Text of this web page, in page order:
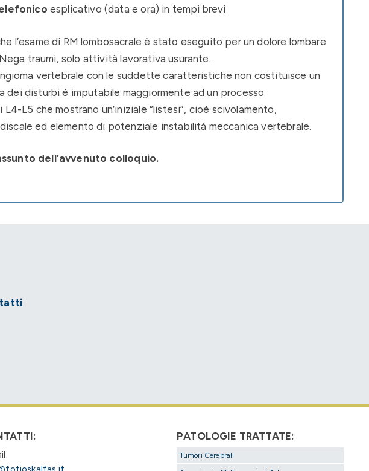
esplicativo (data e ora) in tempi brevi
l’esame di RM lombosacrale è stato eseguito per un dolore lombare
traumi, solo attività lavorativa usurante.
vertebrale con le suddette caratteristiche non costituisce un
disturbi è imputabile maggiormente ad un processo
L5 che mostrano un’iniziale “listesi”, cioè scivolamento,
ed elemento di potenziale instabilità meccanica vertebrale.
dell’avvenuto colloquio.
PATOLOGIE TRATTATE:
Tumori Cerebrali